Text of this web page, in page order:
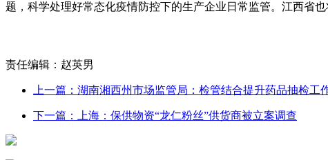
题，科学处理好常态化疫情防控下的生产企业日常监管。江西省
责任编辑：赵英男
上一篇：湖南湘西州市场监管局：检管结合提升药品抽检工
下一篇：上海：保供物资“龙仁粉丝”供货商被立案调查